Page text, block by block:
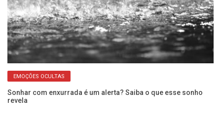
EMOÇÕES OCULTAS
Sonhar com enxurrada é um alerta? Saiba o que esse sonho
revela